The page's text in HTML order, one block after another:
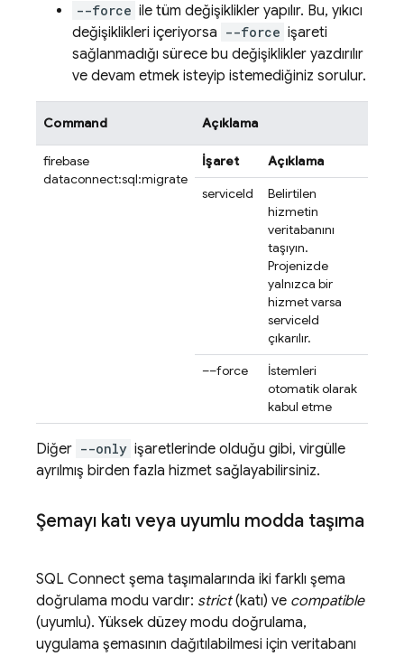
--force ile tüm değişiklikler yapılır. Bu, yıkıcı
değişiklikleri içeriyorsa --force işareti
sağlanmadığı sürece bu değişiklikler yazdırılır
ve devam etmek isteyip istemediğiniz sorulur.
Command Açıklama
firebase
dataconnect:sql:migrate
İşaret
Açıklama
serviceId
Belirtilen
hizmetin
veritabanını
taşıyın.
Projenizde
yalnızca bir
hizmet varsa
serviceId
çıkarılır.
––force
İstemleri
otomatik olarak
kabul etme
Diğer --only işaretlerinde olduğu gibi, virgülle
ayrılmış birden fazla hizmet sağlayabilirsiniz.
Şemayı katı veya uyumlu modda taşıma
SQL Connect şema taşımalarında iki farklı şema
doğrulama modu vardır: strict(katı) ve compatible
(uyumlu). Yüksek düzey modu doğrulama,
uygulama şemasının dağıtılabilmesi için veritabanı